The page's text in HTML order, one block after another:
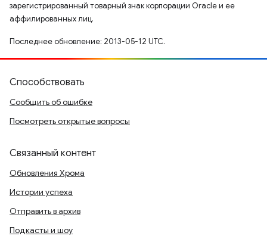
зарегистрированный товарный знак корпорации Oracle и ее
аффилированных лиц.
Последнее обновление: 2013-05-12 UTC.
Способствовать
Сообщить об ошибке
Посмотреть открытые вопросы
Связанный контент
Обновления Хрома
Истории успеха
Отправить в архив
Подкасты и шоу